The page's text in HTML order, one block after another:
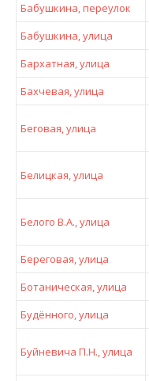
Бабушкина, переулок
Бабушкина, улица
Бархатная, улица
Бахчевая, улица
Беговая, улица
Белицкая, улица
Белого В.А., улица
Береговая, улица
Ботаническая, улица
Будённого, улица
Буйневича П.Н., улица